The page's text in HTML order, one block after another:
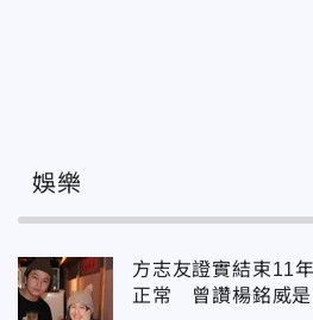
娛樂
方志友證實結束11
正常 曾讚楊銘威是